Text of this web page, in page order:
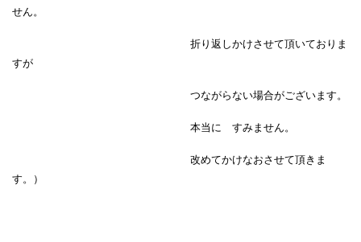
せん。
折り返しかけさせて頂いておりま
すが
つながらない場合がございます。
本当に すみません。
改めてかけなおさせて頂きま
す。）